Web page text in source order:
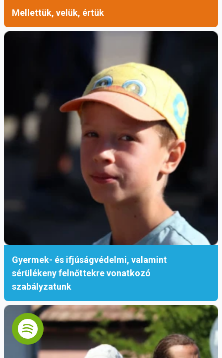
Mellettük, velük, értük
Gyermek- és ifjúságvédelmi, valamint
sérülékeny felnőttekre vonatkozó
szabályzatunk